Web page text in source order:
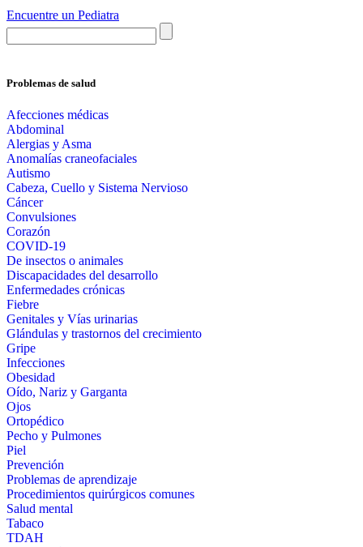
Encuentre un Pediatra
Problemas de salud
Afecciones médicas
Abdominal
Alergias y Asma
Anomalías craneofaciales
Autismo
Cabeza, Cuello y Sistema Nervioso
Cáncer
Convulsiones
Corazón
COVID-19
De insectos o animales
Discapacidades del desarrollo
Enfermedades crónicas
Fiebre
Genitales y Vías urinarias
Glándulas y trastornos del crecimiento
Gripe
Infecciones
Obesidad
Oído, Nariz y Garganta
Ojos
Ortopédico
Pecho y Pulmones
Piel
Prevención
Problemas de aprendizaje
Procedimientos quirúrgicos comunes
Salud mental
Tabaco
TDAH